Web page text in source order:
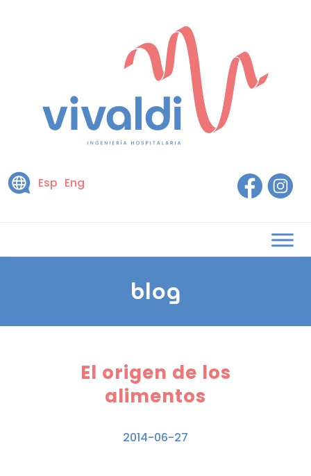
Esp Eng
blog
El origen de los
alimentos
2014-06-27